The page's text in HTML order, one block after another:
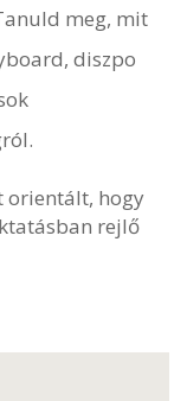
meg, mit
diszpo
orientált, hogy
rejlő